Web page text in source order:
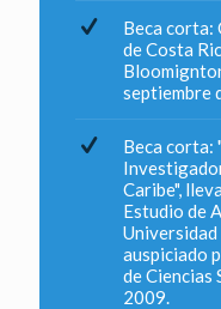
Beca corta:
de Costa
septiembre
Beca corta:
Caribe",
Estudio de
auspiciado
de Ciencias
2009.